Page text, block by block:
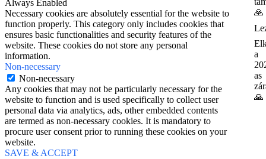
🙏
a
as
🙏
Always Enabled
Necessary cookies are absolutely essential for the website to
function properly. This category only includes cookies that
ensures basic functionalities and security features of the
website. These cookies do not store any personal
information.
Non-necessary
Non-necessary
Any cookies that may not be particularly necessary for the
website to function and is used specifically to collect user
personal data via analytics, ads, other embedded contents
are termed as non-necessary cookies. It is mandatory to
procure user consent prior to running these cookies on your
website.
SAVE & ACCEPT